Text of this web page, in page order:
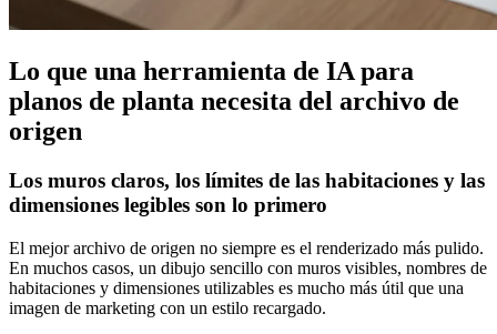
Lo que una herramienta de IA para
planos de planta necesita del archivo de
origen
Los muros claros, los límites de las habitaciones y las
dimensiones legibles son lo primero
El mejor archivo de origen no siempre es el renderizado más pulido.
En muchos casos, un dibujo sencillo con muros visibles, nombres de
habitaciones y dimensiones utilizables es mucho más útil que una
imagen de marketing con un estilo recargado.